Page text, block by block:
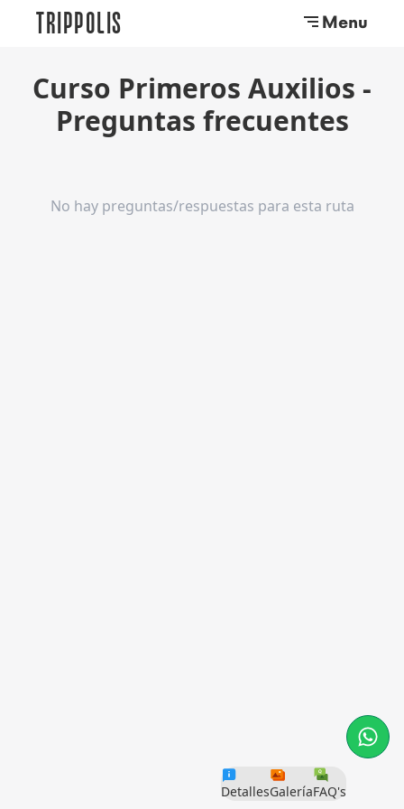
TRIPPOLIS Menu
Curso Primeros Auxilios -
Preguntas frecuentes
No hay preguntas/respuestas para esta ruta
DetallesGaleríaFAQ's